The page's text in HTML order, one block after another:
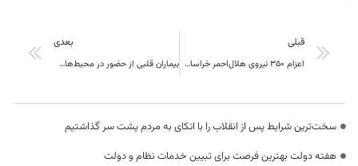
قبلی
اعزام 350 نیروی هلال‌احمر خراسان جنوبی برای پوشش مراسم تشییع در مشهد
بعدی
بیماران قلبی از حضور در محیط‌های شلوغ و پرجمعیت خودداری کنند
سخت‌ترین شرایط پس از انقلاب را با اتکای به مردم پشت سر گذاشتیم
هفته دولت بهترین فرصت برای تبیین خدمات نظام و دولت